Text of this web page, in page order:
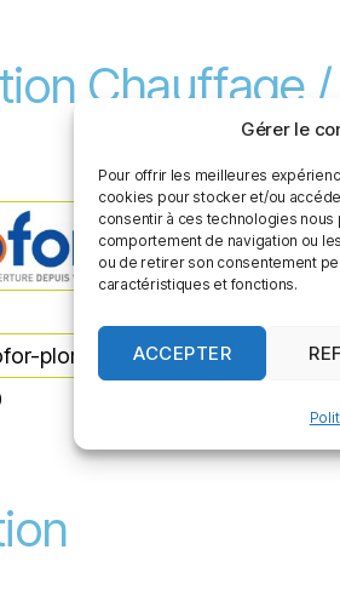
Gérer le
Pour offrir les meilleures
cookies pour stocker et/ou
consentir à ces technologies
comportement de navigation ou
ou de retirer son consentement
caractéristiques et fonctions.
ACCEPTER
Chauffage
plomberie.fr